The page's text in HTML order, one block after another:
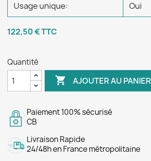
Usage unique: Oui
122,50 €TTC
Quantité
 AJOUTER AU PANIER
Paiement 100% sécurisé
CB
Livraison Rapide
24/48h en France métropolitaine